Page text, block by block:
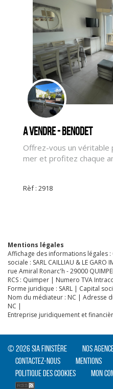
A vendre - BENODET
Offrez-vous un
mer et profitez chaque
Rèf : 2918
Mentions légales
Affichage des informations légales :
sociale : SARL CAILLIAU & LE
rue Amiral Ronarc'h - 29000
RCS : Quimper | Numero TVA
Forme juridique : SARL | Capital
Nom du médiateur : NC | Adresse
NC |
Entreprise juridiquement et
© 2026 SIA Finistère Nos
Contactez-nous
Mentions
Politique des cookies
Mon